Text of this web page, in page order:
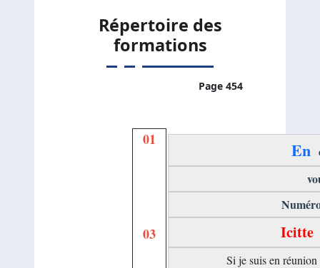
Répertoire des
formations
Page 454
01
03
En
Icitte
Si je suis en